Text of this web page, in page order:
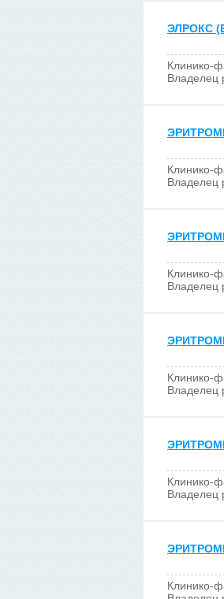
ЭЛРОКС
Клинико-
Владелец
Клинико-
Владелец
Клинико-
Владелец
Клинико-
Владелец
Клинико-
Владелец
Клинико-